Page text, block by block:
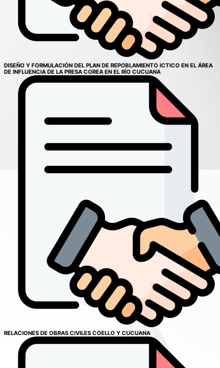
DISEÑO Y FORMULACIÓN DEL PLAN DE REPOBLAMIENTO ICTICO EN EL ÁREA
DE INFLUENCIA DE LA PRESA COREA EN EL RÍO CUCUANA
RELACIONES DE OBRAS CIVILES COELLO Y CUCUANA